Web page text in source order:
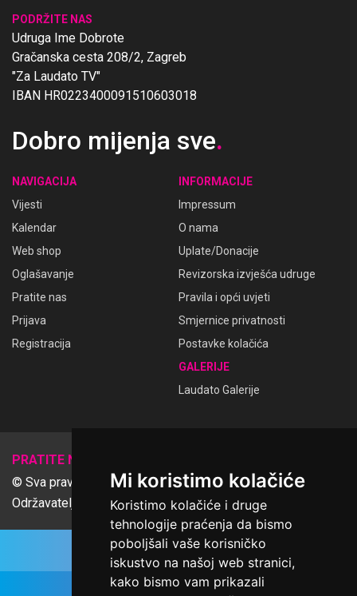
Mi koristimo kolačiće
Koristimo kolačiće i druge
tehnologije praćenja da bismo
poboljšali vaše korisničko
iskustvo na našoj web stranici,
kako bismo vam prikazali
PODRŽITE NAS
Udruga Ime Dobrote
Gračanska cesta 208/2, Zagreb
"Za Laudato TV"
IBAN HR0223400091510603018
Dobro mijenja sve.
NAVIGACIJA
Vijesti
Kalendar
Web shop
Oglašavanje
Pratite nas
Prijava
Registracija
INFORMACIJE
Impressum
O nama
Uplate/Donacije
Revizorska izvješća udruge
Pravila i opći uvjeti
Smjernice privatnosti
Postavke kolačića
GALERIJE
Laudato Galerije
PRATITE NAS
© Sva prava pridržana Udruga Ime dobrote
Održavatelj Netcom d.o.o., Riva 6, Rijeka